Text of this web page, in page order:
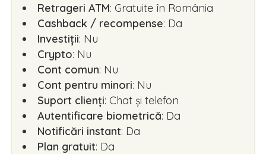
Retrageri ATM: Gratuite în România
Cashback / recompense: Da
Investiții: Nu
Crypto: Nu
Cont comun: Nu
Cont pentru minori: Nu
Suport clienți: Chat și telefon
Autentificare biometrică: Da
Notificări instant: Da
Plan gratuit: Da